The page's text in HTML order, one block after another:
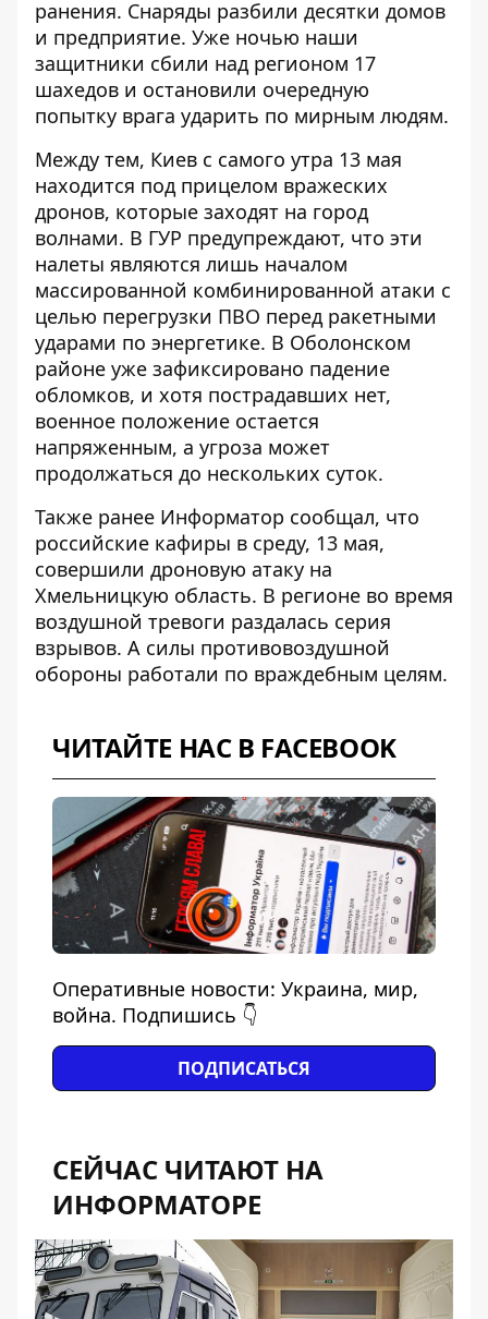
ранения. Снаряды разбили десятки домов
и предприятие. Уже ночью наши
защитники сбили над регионом 17
шахедов и остановили очередную
попытку врага ударить по мирным людям.
Между тем, Киев с самого утра 13 мая
находится под прицелом вражеских
дронов, которые заходят на город
волнами. В ГУР предупреждают, что эти
налеты являются лишь началом
массированной комбинированной атаки с
целью перегрузки ПВО перед ракетными
ударами по энергетике. В Оболонском
районе уже зафиксировано падение
обломков, и хотя пострадавших нет,
военное положение остается
напряженным, а угроза может
продолжаться до нескольких суток.
Также ранее Информатор сообщал, что
российские кафиры в среду, 13 мая,
совершили дроновую атаку на
Хмельницкую область. В регионе во время
воздушной тревоги раздалась серия
взрывов. А силы противовоздушной
обороны работали по враждебным целям.
ЧИТАЙТЕ НАС В FACEBOOK
Оперативные новости: Украина, мир,
война. Подпишись 👇
ПОДПИСАТЬСЯ
СЕЙЧАС ЧИТАЮТ НА
ИНФОРМАТОРЕ